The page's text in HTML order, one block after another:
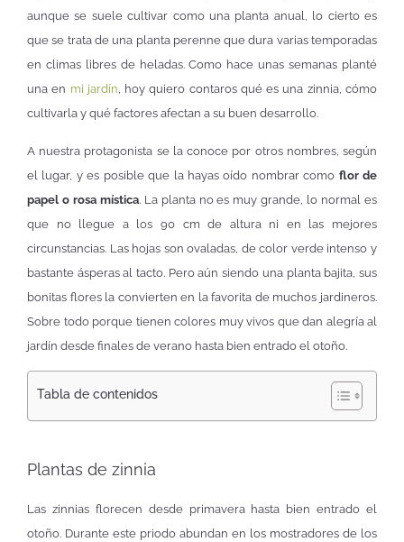
aunque se suele cultivar como una planta anual, lo cierto es
que se trata de una planta perenne que dura varias temporadas
en climas libres de heladas. Como hace unas semanas planté
una en mi jardín, hoy quiero contaros qué es una zinnia, cómo
cultivarla y qué factores afectan a su buen desarrollo.
A nuestra protagonista se la conoce por otros nombres, según
el lugar, y es posible que la hayas oído nombrar como flor de
papel o rosa mística. La planta no es muy grande, lo normal es
que no llegue a los 90 cm de altura ni en las mejores
circunstancias. Las hojas son ovaladas, de color verde intenso y
bastante ásperas al tacto. Pero aún siendo una planta bajita, sus
bonitas flores la convierten en la favorita de muchos jardineros.
Sobre todo porque tienen colores muy vivos que dan alegría al
jardín desde finales de verano hasta bien entrado el otoño.
Tabla de contenidos
Plantas de zinnia
Las zinnias florecen desde primavera hasta bien entrado el
otoño. Durante este priodo abundan en los mostradores de los